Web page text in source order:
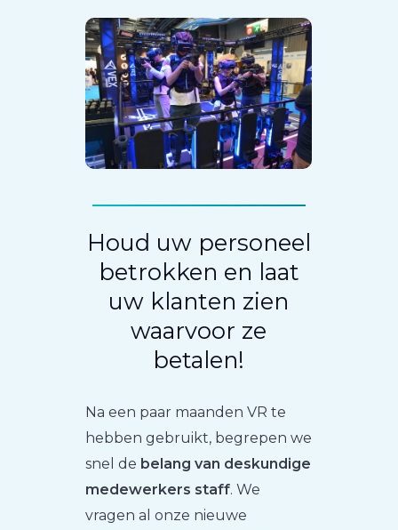
Houd uw personeel
betrokken en laat
uw klanten zien
waarvoor ze
betalen!
Na een paar maanden VR te
hebben gebruikt, begrepen we
snel de belang van deskundige
medewerkers staff. We
vragen al onze nieuwe